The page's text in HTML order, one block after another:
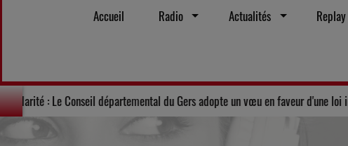
Accueil Radio Actualités Replay
en famille tout l’été Solidarité : Le Conseil départemental du Gers